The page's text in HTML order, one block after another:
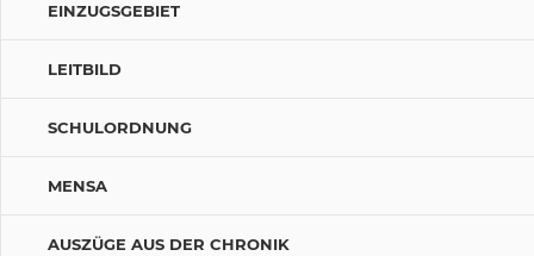
EINZUGSGEBIET
LEITBILD
SCHULORDNUNG
MENSA
AUSZÜGE AUS DER CHRONIK